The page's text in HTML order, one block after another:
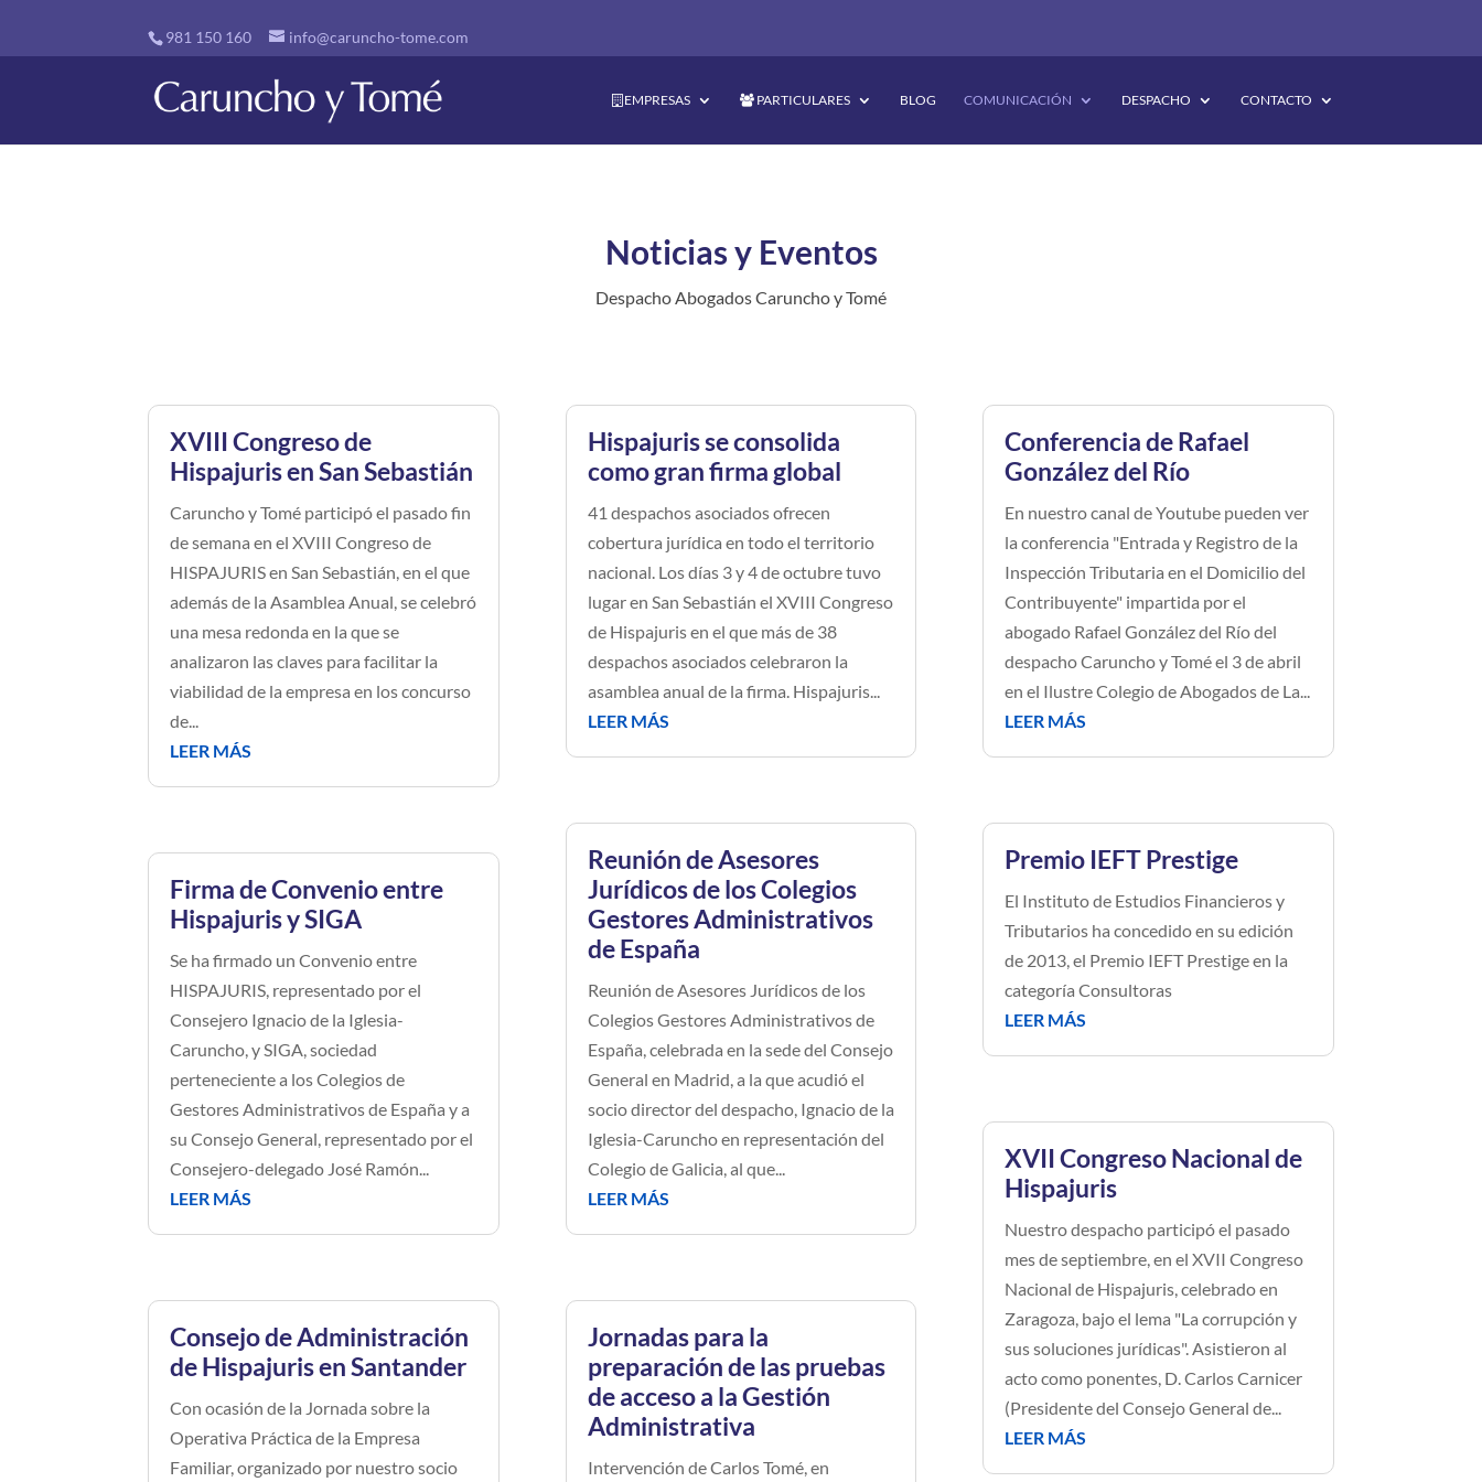
981 150 160 info@caruncho-tome.com
EMPRESAS PARTICULARES BLOG COMUNICACIÓN DESPACHO CONTACTO
Noticias y Eventos
Despacho Abogados Caruncho y Tomé
XVIII Congreso de
Hispajuris en San Sebastián
Caruncho y Tomé participó el pasado fin
de semana en el XVIII Congreso de
HISPAJURIS en San Sebastián, en el que
además de la Asamblea Anual, se celebró
una mesa redonda en la que se
analizaron las claves para facilitar la
viabilidad de la empresa en los concurso
de...
LEER MÁS
Firma de Convenio entre
Hispajuris y SIGA
Se ha firmado un Convenio entre
HISPAJURIS, representado por el
Consejero Ignacio de la Iglesia-
Caruncho, y SIGA, sociedad
perteneciente a los Colegios de
Gestores Administrativos de España y a
su Consejo General, representado por el
Consejero-delegado José Ramón...
LEER MÁS
Consejo de Administración
de Hispajuris en Santander
Con ocasión de la Jornada sobre la
Operativa Práctica de la Empresa
Familiar, organizado por nuestro socio
Hispajuris se consolida
como gran firma global
41 despachos asociados ofrecen
cobertura jurídica en todo el territorio
nacional. Los días 3 y 4 de octubre tuvo
lugar en San Sebastián el XVIII Congreso
de Hispajuris en el que más de 38
despachos asociados celebraron la
asamblea anual de la firma. Hispajuris...
LEER MÁS
Reunión de Asesores
Jurídicos de los Colegios
Gestores Administrativos
de España
Reunión de Asesores Jurídicos de los
Colegios Gestores Administrativos de
España, celebrada en la sede del Consejo
General en Madrid, a la que acudió el
socio director del despacho, Ignacio de la
Iglesia-Caruncho en representación del
Colegio de Galicia, al que...
LEER MÁS
Jornadas para la
preparación de las pruebas
de acceso a la Gestión
Administrativa
Intervención de Carlos Tomé, en
Conferencia de Rafael
González del Río
En nuestro canal de Youtube pueden ver
la conferencia "Entrada y Registro de la
Inspección Tributaria en el Domicilio del
Contribuyente" impartida por el
abogado Rafael González del Río del
despacho Caruncho y Tomé el 3 de abril
en el Ilustre Colegio de Abogados de La...
LEER MÁS
Premio IEFT Prestige
El Instituto de Estudios Financieros y
Tributarios ha concedido en su edición
de 2013, el Premio IEFT Prestige en la
categoría Consultoras
LEER MÁS
XVII Congreso Nacional de
Hispajuris
Nuestro despacho participó el pasado
mes de septiembre, en el XVII Congreso
Nacional de Hispajuris, celebrado en
Zaragoza, bajo el lema "La corrupción y
sus soluciones jurídicas". Asistieron al
acto como ponentes, D. Carlos Carnicer
(Presidente del Consejo General de...
LEER MÁS